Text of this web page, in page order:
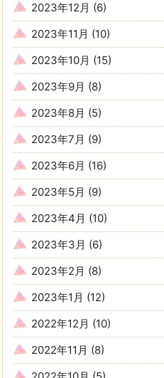
2023年12月 (6)
2023年11月 (10)
2023年10月 (15)
2023年9月 (8)
2023年8月 (5)
2023年7月 (9)
2023年6月 (16)
2023年5月 (9)
2023年4月 (10)
2023年3月 (6)
2023年2月 (8)
2023年1月 (12)
2022年12月 (10)
2022年11月 (8)